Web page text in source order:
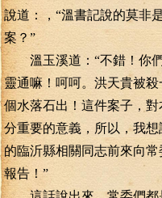
說道：，“溫書記說的莫非
案？”
溫玉溪道：“不錯！你們
靈通嘛！呵呵。洪天貴被殺
個水落石出！這件案子，
分重要的意義，所以，我
的臨沂縣相關同志前來向
報告！”